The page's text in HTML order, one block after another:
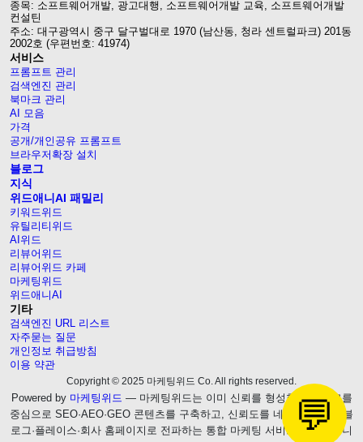
💬
종목: 소프트웨어개발, 광고대행, 소프트웨어개발 교육, 소프트웨어개발
컨설틴
주소: 대구광역시 중구 달구벌대로 1970 (남산동, 청라 센트럴파크) 201동
2002호 (우편번호: 41974)
서비스
프롬프트 관리
검색엔진 관리
북마크 관리
AI 모음
가격
공개/개인공유 프롬프트
브라우저확장 설치
블로그
지식
위드애니AI 패밀리
키워드위드
유틸리티위드
AI위드
리뷰어위드
리뷰어위드 카페
마케팅위드
위드애니AI
기타
검색엔진 URL 리스트
자주묻는 질문
개인정보 취급방침
이용 약관
Copyright © 2025 마케팅위드 Co. All rights reserved.
Powered by 마케팅위드 — 마케팅위드는 이미 신뢰를 형성한 웹블로그를
중심으로 SEO·AEO·GEO 콘텐츠를 구축하고, 신뢰도를 네이버 브랜드 블
로그·플레이스·회사 홈페이지로 전파하는 통합 마케팅 서비스를 제공합니